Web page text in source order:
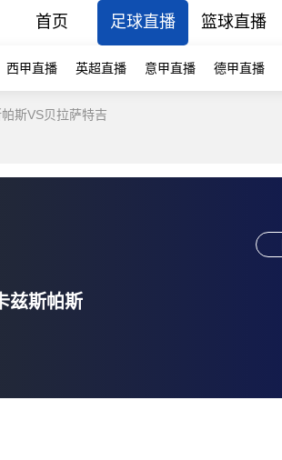
首页 足球直播 篮球直播
西甲直播 英超直播 意甲直播 德甲直播
斯VS贝拉萨特吉
兹斯帕斯